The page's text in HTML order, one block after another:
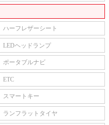
ハーフレザーシート
LEDヘッドランプ
ポータブルナビ
ETC
スマートキー
ランフラットタイヤ